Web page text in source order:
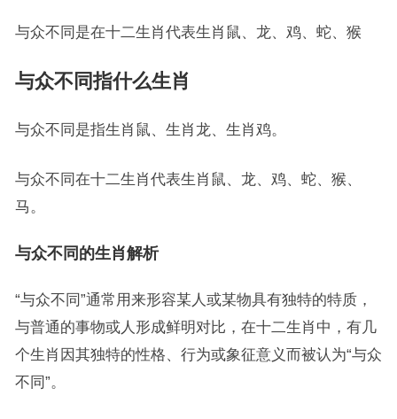
与众不同是在十二生肖代表生肖鼠、龙、鸡、蛇、猴
与众不同指什么生肖
与众不同是指生肖鼠、生肖龙、生肖鸡。
与众不同在十二生肖代表生肖鼠、龙、鸡、蛇、猴、
马。
与众不同的生肖解析
“与众不同”通常用来形容某人或某物具有独特的特质，
与普通的事物或人形成鲜明对比，在十二生肖中，有几
个生肖因其独特的性格、行为或象征意义而被认为“与众
不同”。